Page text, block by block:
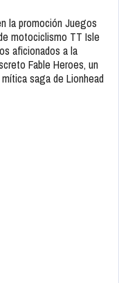
la promoción Juegos
motociclismo TT Isle
aficionados a la
Fable Heroes, un
saga de Lionhead